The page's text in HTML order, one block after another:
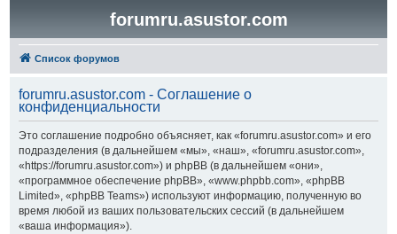
forumru.asustor.com
Список форумов
forumru.asustor.com - Соглашение о
конфиденциальности
Это соглашение подробно объясняет, как «forumru.asustor.com» и его
подразделения (в дальнейшем «мы», «наш», «forumru.asustor.com»,
«https://forumru.asustor.com») и phpBB (в дальнейшем «они»,
«программное обеспечение phpBB», «www.phpbb.com», «phpBB
Limited», «phpBB Teams») используют информацию, полученную во
время любой из ваших пользовательских сессий (в дальнейшем
«ваша информация»).